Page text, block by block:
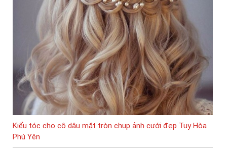
Kiểu tóc cho cô dâu mặt tròn chụp ảnh cưới đẹp Tuy Hòa
Phú Yên